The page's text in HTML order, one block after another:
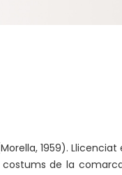
1959).
costums de la